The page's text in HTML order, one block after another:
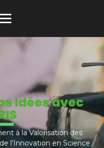
Idées avec
à la Valorisation des
l’Innovation en Science